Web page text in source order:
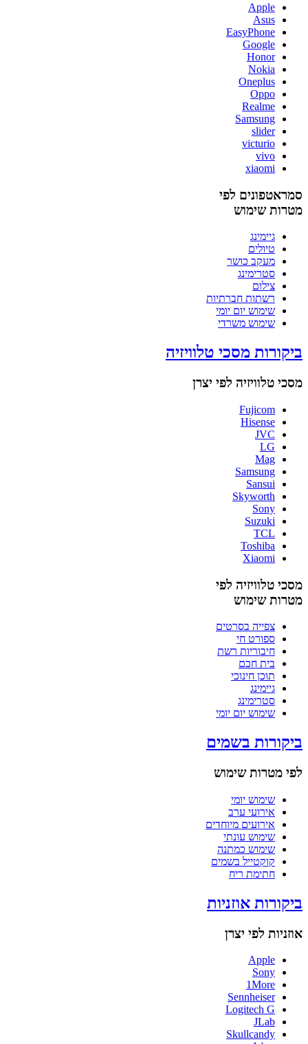
Apple
Asus
EasyPhone
Google
Honor
Nokia
Oneplus
Oppo
Realme
Samsung
slider
victurio
vivo
xiaomi
סמראטפונים לפי
מטרות שימוש
גיימינג
טיולים
מעקב כושר
סטרימינג
צילום
רשתות חברתיות
שימוש יום יומי
שימוש משרדי
ביקורות מסכי טלוויזיה
מסכי טלוויזיה לפי יצרן
Fujicom
Hisense
JVC
LG
Mag
Samsung
Sansui
Skyworth
Sony
Suzuki
TCL
Toshiba
Xiaomi
מסכי טלוויזיה לפי
מטרות שימוש
צפייה בסרטים
ספורט חי
חיבוריות רשת
בית חכם
תוכן חינוכי
גיימינג
סטרימינג
שימוש יום יומי
ביקורות בשמים
לפי מטרות שימוש
שימוש יומי
אירועי ערב
אירועים מיוחדים
שימוש עונתי
שימוש כמתנה
קוקטייל בשמים
חתימת ריח
ביקורות אוזניות
אוזניות לפי יצרן
Apple
Sony
1More
Sennheiser
Logitech G
JLab
Skullcandy